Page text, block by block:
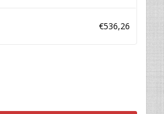
€536,26